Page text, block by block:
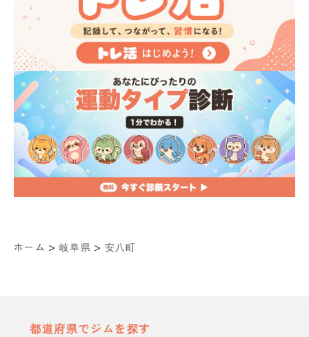
ホーム > 岐阜県 > 安八町
都道府県でジムを探す